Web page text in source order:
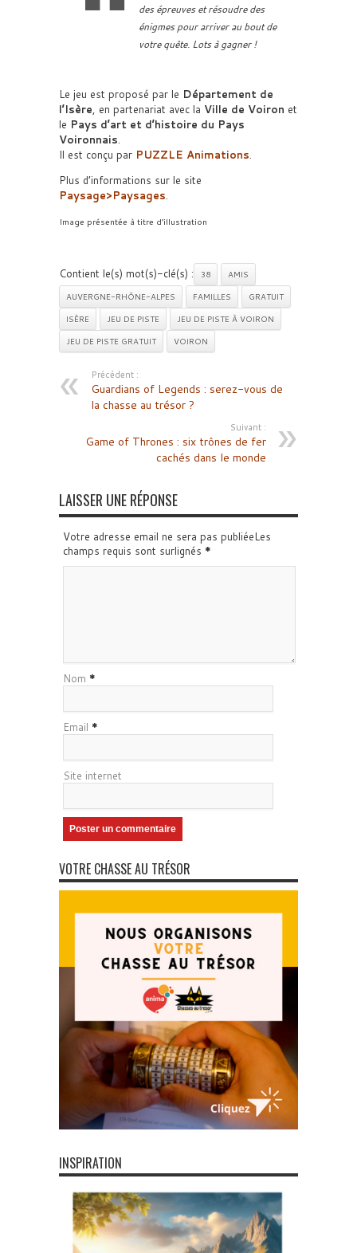
des épreuves et résoudre des
énigmes pour arriver au bout de
votre quête. Lots à gagner !
Le jeu est proposé par le Département de
l’Isère, en partenariat avec la Ville de Voiron et
le Pays d’art et d’histoire du Pays
Voironnais.
Il est conçu par PUZZLE Animations.
Plus d’informations sur le site
Paysage>Paysages.
Image présentée à titre d’illustration
Contient le(s) mot(s)-clé(s) : 38
AMIS
AUVERGNE-RHÔNE-ALPES
FAMILLES
GRATUIT
ISÈRE
JEU DE PISTE
JEU DE PISTE À VOIRON
JEU DE PISTE GRATUIT
VOIRON
Précédent :
Guardians of Legends : serez-vous de
la chasse au trésor ?
Suivant :
Game of Thrones : six trônes de fer
cachés dans le monde
LAISSER UNE RÉPONSE
Votre adresse email ne sera pas publiéeLes
champs requis sont surlignés *
Nom *
Email *
Site internet
VOTRE CHASSE AU TRÉSOR
INSPIRATION